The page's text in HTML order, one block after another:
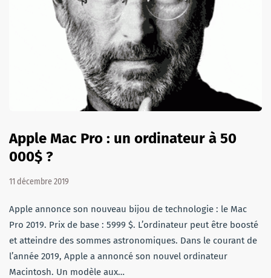
Apple Mac Pro : un ordinateur à 50
000$ ?
11 décembre 2019
Apple annonce son nouveau bijou de technologie : le Mac
Pro 2019. Prix de base : 5999 $. L’ordinateur peut être boosté
et atteindre des sommes astronomiques. Dans le courant de
l’année 2019, Apple a annoncé son nouvel ordinateur
Macintosh. Un modèle aux…